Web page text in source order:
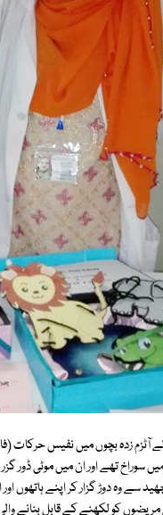
زدہ بچوں میں نفیس حرکات
سوراخ تھے اور ان میں موٹی ڈور
وہ دوڑ گزار کر اپنے ہاتھوں
کو لکھنے کے قابل بنانے والی